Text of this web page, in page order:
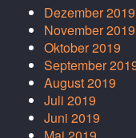
Dezember 2019
November 2019
Oktober 2019
September
August 2019
Juli 2019
Juni 2019